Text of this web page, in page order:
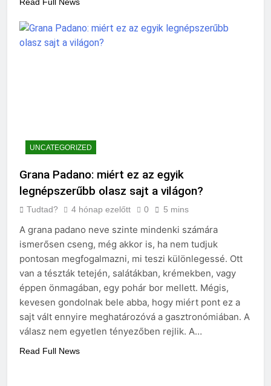
UNCATEGORIZED
Grana Padano: miért ez az egyik
legnépszerűbb olasz sajt a világon?
Tudtad? 4 hónap ezelőtt 0 5 mins
A grana padano neve szinte mindenki számára
ismerősen cseng, még akkor is, ha nem tudjuk
pontosan megfogalmazni, mi teszi különlegessé. Ott
van a tészták tetején, salátákban, krémekben, vagy
éppen önmagában, egy pohár bor mellett. Mégis,
kevesen gondolnak bele abba, hogy miért pont ez a
sajt vált ennyire meghatározóvá a gasztronómiában. A
válasz nem egyetlen tényezőben rejlik. A…
Read Full News